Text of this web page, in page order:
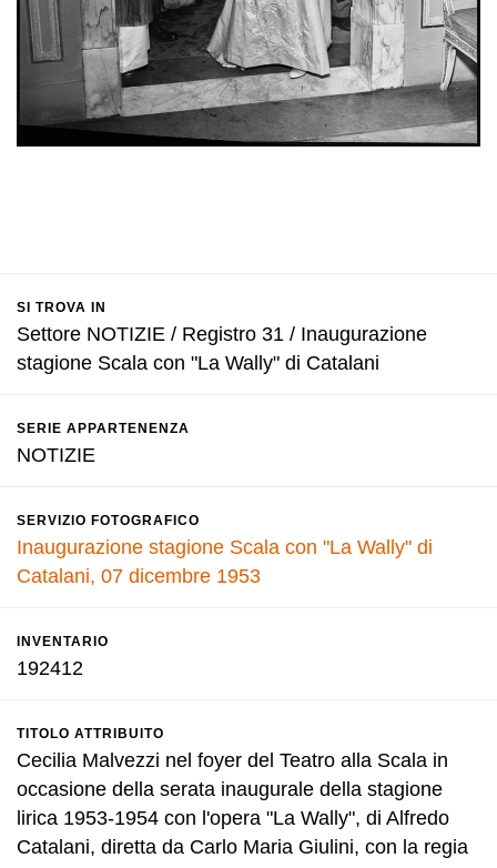
SI TROVA IN
Settore NOTIZIE / Registro 31 / Inaugurazione
stagione Scala con "La Wally" di Catalani
SERIE APPARTENENZA
NOTIZIE
SERVIZIO FOTOGRAFICO
Inaugurazione stagione Scala con "La Wally" di
Catalani, 07 dicembre 1953
INVENTARIO
192412
TITOLO ATTRIBUITO
Cecilia Malvezzi nel foyer del Teatro alla Scala in
occasione della serata inaugurale della stagione
lirica 1953-1954 con l'opera "La Wally", di Alfredo
Catalani, diretta da Carlo Maria Giulini, con la regia